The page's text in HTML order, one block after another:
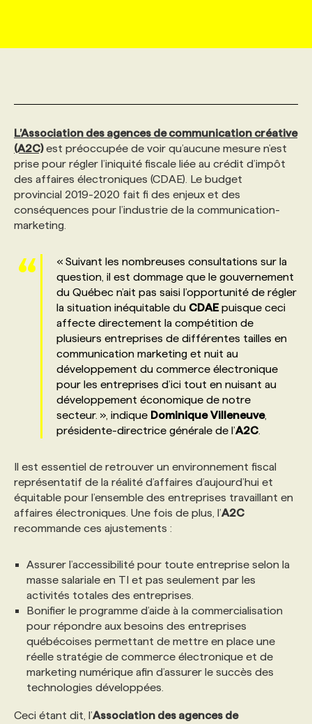
PRIX ET DISTINCTIONS
TENDANCES
GEO/SEO
ÉVÉNEMENTIEL
NOS AUTEUR‧RICES
ANNONCEZ AVEC NOUS
FAQ
ANNONCEZ AVEC NOUS
ANNONCEZ AVEC NOUS
NOS PARCOURS DE FORMATIONS
FORMATIONS PERSONNALISÉES
NOS FORMATEUR‧RICES
POURQUOI CHOISIR NOS FORMATIONS
NOS TARIFS
PROGRAMMES DE SUBVENTIONS
FAQ
ANNONCEZ AVEC NOUS
SERVICE DE CHASSE DE TÊTE
NOS TARIFS
NOS EXPERTISES
FAQ
ANNONCEZ AVEC NOUS
L’Association des agences de communication créative
(A2C)est préoccupée de voir qu’aucune mesure n’est
prise pour régler l’iniquité fiscale liée au crédit d’impôt
des affaires électroniques (CDAE). Le budget
provincial 2019-2020 fait fi des enjeux et des
conséquences pour l’industrie de la communication-
marketing.
« Suivant les nombreuses consultations sur la
question, il est dommage que le gouvernement
du Québec n’ait pas saisi l’opportunité de régler
la situation inéquitable du CDAEpuisque ceci
affecte directement la compétition de
plusieurs entreprises de différentes tailles en
communication marketing et nuit au
développement du commerce électronique
pour les entreprises d’ici tout en nuisant au
développement économique de notre
secteur. », indique Dominique Villeneuve,
présidente-directrice générale de l’A2C
Il est essentiel de retrouver un environnement fiscal
représentatif de la réalité d’affaires d’aujourd’hui et
équitable pour l’ensemble des entreprises travaillant en
affaires électroniques. Une fois de plus, l’A2C
recommande ces ajustements :
Assurer l’accessibilité pour toute entreprise selon la
masse salariale en TI et pas seulement par les
activités totales des entreprises.
Bonifier le programme d’aide à la commercialisation
pour répondre aux besoins des entreprises
québécoises permettant de mettre en place une
réelle stratégie de commerce électronique et de
marketing numérique afin d’assurer le succès des
technologies développées.
Ceci étant dit, l’Association des agences de